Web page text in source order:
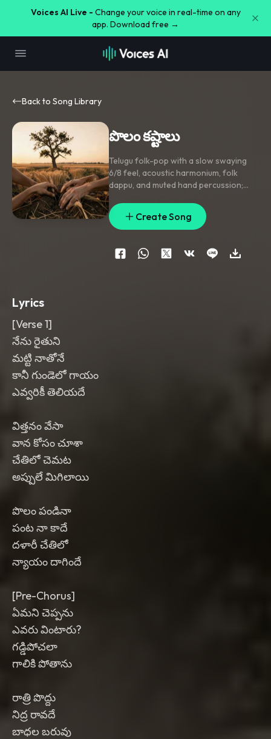
Voices AI Live - Change your voice in real-time on any
app. Download free →
Back to Song Library
పొలం కష్టాలు
Telugu folk-pop with a slow swaying
6/8 feel, acoustic harmonium, folk
dappu, and muted hand percussion;
pre-chorus lifts with stacked humming
and a rising drone,chorus lands on a
chantable rural hook with gang-style
backing echoes. Lead vocal is raw and
close-mic with slight grit
with call-
Create Song
Lyrics
[Verse 1]
నేను రైతుని
మట్టి నాతోనే
కానీ గుండెలో గాయం
ఎవ్వరికీ తెలియదే
విత్తనం వేసా
వాన కోసం చూశా
చేతిలో చెమట
అప్పులే మిగిలాయి
పొలం పండినా
పంట నా కాదే
దళారీ చేతిలో
న్యాయం దాగిందే
[Pre-Chorus]
ఏమని చెప్పను
ఎవరు వింటారు?
గడ్డిపోచలా
గాలికి పోతాను
రాత్రి పొద్దు
నిద్ర రావదే
బాధల బరువు